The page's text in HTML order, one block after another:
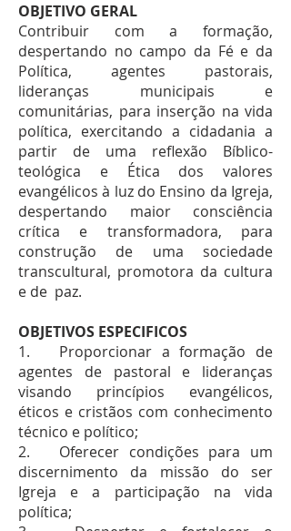
OBJETIVO GERAL
Contribuir com a formação,
despertando no campo da Fé e da
Política, agentes pastorais,
lideranças municipais e
comunitárias, para inserção na vida
política, exercitando a cidadania a
partir de uma reflexão Bíblico-
teológica e Ética dos valores
evangélicos à luz do Ensino da Igreja,
despertando maior consciência
crítica e transformadora, para
construção de uma sociedade
transcultural, promotora da cultura
e de paz.
OBJETIVOS ESPECIFICOS
1. Proporcionar a formação de
agentes de pastoral e lideranças
visando princípios evangélicos,
éticos e cristãos com conhecimento
técnico e político;
2. Oferecer condições para um
discernimento da missão do ser
Igreja e a participação na vida
política;